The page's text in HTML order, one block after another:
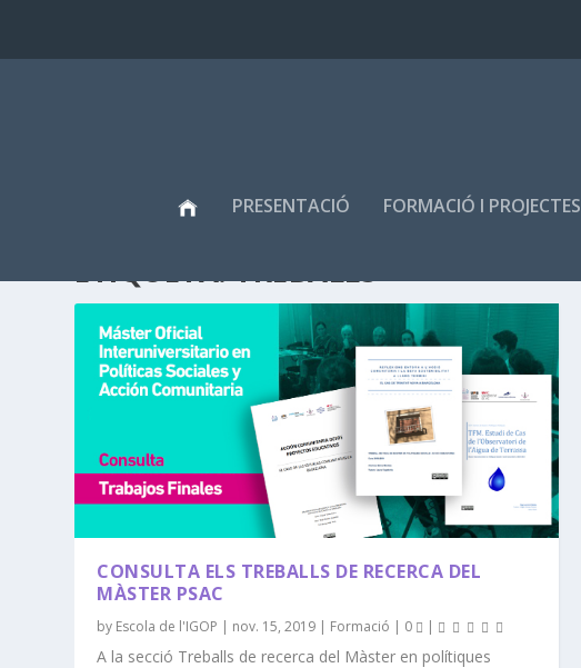
PRESENTACIÓ FORMACIÓ I PROJECTES
ETIQUETA:TREBALLS
CONSULTA ELS TREBALLS DE RECERCA DEL
MÀSTER PSAC
by Escola de l'IGOP | nov. 15, 2019 | Formació | 0 |
A la secció Treballs de recerca del Màster en polítiques